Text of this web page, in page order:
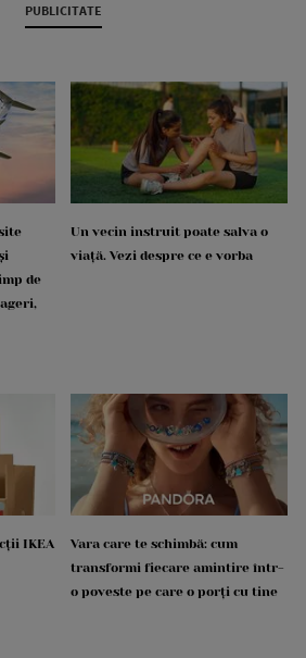
PUBLICITATE
de
Un vecin instruit poate salva o
viață. Vezi despre ce e vorba
IKEA
Vara care te schimbă: cum
transformi fiecare amintire într-
o poveste pe care o porți cu tine